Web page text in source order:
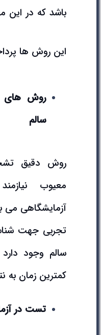
باشد که در این
این روش ها
روش های
سالم
روش دقیق
معیوب
آزمایشگاهی می
تجربی جهت
سالم وجود
کمترین زمان به
تست در